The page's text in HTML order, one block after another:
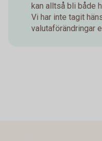
kan alltså bli både
Vi har inte tagit
valutaförändringar